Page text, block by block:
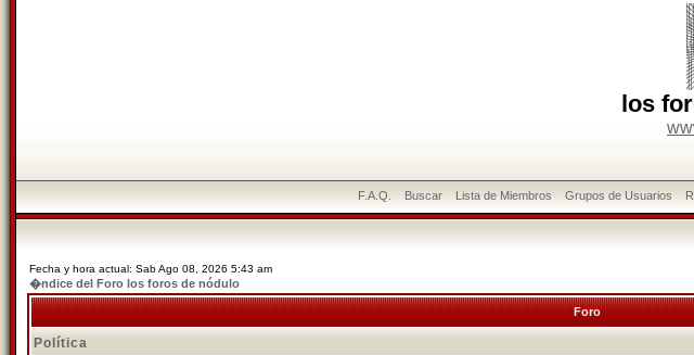
los
F.A.Q. Buscar Lista de Miembros Grupos de Usuarios
Fecha y hora actual: Sab Ago 08, 2026 5:43 am
�ndice del Foro los foros de nódulo
Foro
Política